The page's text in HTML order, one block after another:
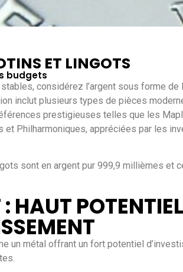
ET LINGOTS
budgets
considérez l’argent sous forme de
inclut plusieurs types de pièces
prestigieuses telles que les
et Philharmoniques, appréciées par les
sont en argent pur 999,9 millièmes et
: HAUT POTENTIEL
un métal offrant un fort potentiel